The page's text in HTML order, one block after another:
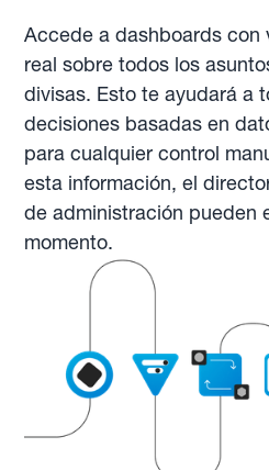
Accede a dashboards con
real sobre todos los
divisas. Esto te ayudará a
decisiones basadas en
para cualquier control
esta información, el
de administración pueden
momento.